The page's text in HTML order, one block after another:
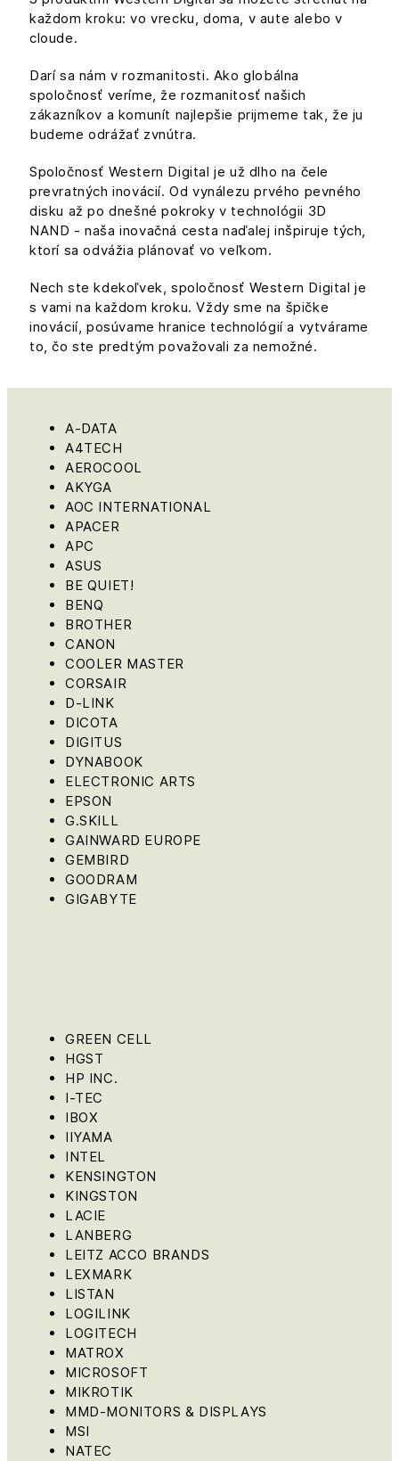
každom kroku: vo vrecku, doma, v aute alebo v
cloude.
Darí sa nám v rozmanitosti. Ako globálna
spoločnosť veríme, že rozmanitosť našich
zákazníkov a komunít najlepšie prijmeme tak, že ju
budeme odrážať zvnútra.
Spoločnosť Western Digital je už dlho na čele
prevratných inovácií. Od vynálezu prvého pevného
disku až po dnešné pokroky v technológii 3D
NAND - naša inovačná cesta naďalej inšpiruje tých,
ktorí sa odvážia plánovať vo veľkom.
Nech ste kdekoľvek, spoločnosť Western Digital je
s vami na každom kroku. Vždy sme na špičke
inovácií, posúvame hranice technológií a vytvárame
to, čo ste predtým považovali za nemožné.
A-DATA
A4TECH
AEROCOOL
AKYGA
AOC INTERNATIONAL
APACER
APC
ASUS
BE QUIET!
BENQ
BROTHER
CANON
COOLER MASTER
CORSAIR
D-LINK
DICOTA
DIGITUS
DYNABOOK
ELECTRONIC ARTS
EPSON
G.SKILL
GAINWARD EUROPE
GEMBIRD
GOODRAM
GIGABYTE
GREEN CELL
HGST
HP INC.
I-TEC
IBOX
IIYAMA
INTEL
KENSINGTON
KINGSTON
LACIE
LANBERG
LEITZ ACCO BRANDS
LEXMARK
LISTAN
LOGILINK
LOGITECH
MATROX
MICROSOFT
MIKROTIK
MMD-MONITORS & DISPLAYS
MSI
NATEC